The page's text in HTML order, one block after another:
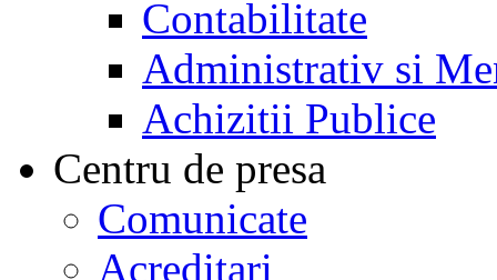
Contabilitate
Administrativ si
Achizitii Publice
Centru de presa
Comunicate
Acreditari